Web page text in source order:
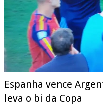
Espanha vence
leva o bi da Copa